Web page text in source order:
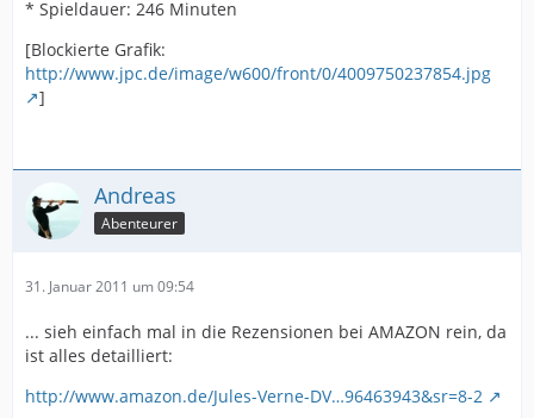
* Spieldauer: 246 Minuten
[Blockierte Grafik:
http://www.jpc.de/image/w600/front/0/4009750237854.jpg
]
Andreas
Abenteurer
31. Januar 2011 um 09:54
... sieh einfach mal in die Rezensionen bei AMAZON rein, da
ist alles detailliert:
http://www.amazon.de/Jules-Verne-DV…96463943&sr=8-2